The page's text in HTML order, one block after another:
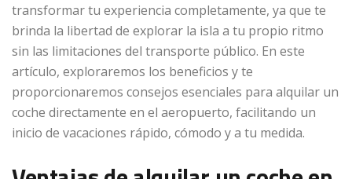
transformar tu experiencia completamente, ya que te
brinda la libertad de explorar la isla a tu propio ritmo
sin las limitaciones del transporte público. En este
artículo, exploraremos los beneficios y te
proporcionaremos consejos esenciales para alquilar un
coche directamente en el aeropuerto, facilitando un
inicio de vacaciones rápido, cómodo y a tu medida.